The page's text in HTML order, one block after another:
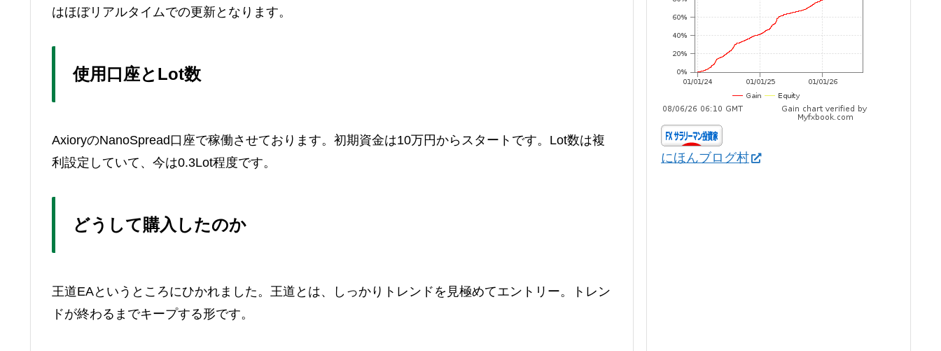
はほぼリアルタイムでの更新となります。
使用口座とLot数
AxioryのNanoSpread口座で稼働させております。初期資金は10万円からスタートです。Lot数は複
利設定していて、今は0.3Lot程度です。
どうして購入したのか
王道EAというところにひかれました。王道とは、しっかりトレンドを見極めてエントリー。トレン
ドが終わるまでキープする形です。
にほんブログ村